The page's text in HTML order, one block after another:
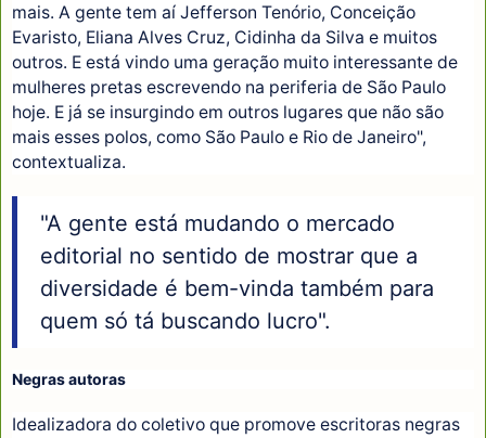
mais. A gente tem aí Jefferson Tenório, Conceição
Evaristo, Eliana Alves Cruz, Cidinha da Silva e muitos
outros. E está vindo uma geração muito interessante de
mulheres pretas escrevendo na periferia de São Paulo
hoje. E já se insurgindo em outros lugares que não são
mais esses polos, como São Paulo e Rio de Janeiro",
contextualiza.
"A gente está mudando o mercado
editorial no sentido de mostrar que a
diversidade é bem-vinda também para
quem só tá buscando lucro".
Negras autoras
Idealizadora do coletivo que promove escritoras negras